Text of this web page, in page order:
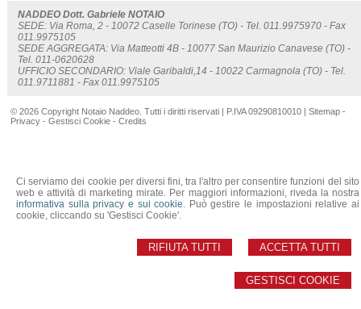
Ci serviamo dei cookie per diversi fini, tra l'altro per consentire funzioni del sito
web e attività di marketing mirate. Per maggiori informazioni, riveda la nostra
informativa sulla privacy e sui cookie. Può gestire le impostazioni relative ai
cookie, cliccando su 'Gestisci Cookie'.
ACCETTA TUTTI
RIFIUTA TUTTI
GESTISCI COOKIE
NADDEO Dott. Gabriele NOTAIO
SEDE: Via Roma, 2 - 10072 Caselle Torinese (TO) - Tel. 011.9975970 - Fax
011.9975105
SEDE AGGREGATA: Via Matteotti 4B - 10077 San Maurizio Canavese (TO) -
Tel. 011-0620628
UFFICIO SECONDARIO: Viale Garibaldi,14 - 10022 Carmagnola (TO) - Tel.
011.9711881 - Fax 011.9975105
© 2026 Copyright Notaio Naddeo. Tutti i diritti riservati | P.IVA 09290810010 |Sitemap -
Privacy -Gestisci Cookie -Credits